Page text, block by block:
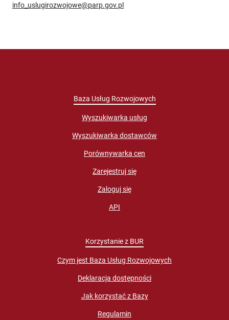
info_uslugirozwojowe@parp.gov.pl
Baza Usług Rozwojowych
Wyszukiwarka usług
Wyszukiwarka dostawców
Porównywarka cen
Zarejestruj się
Zaloguj się
API
Korzystanie z BUR
Czym jest Baza Usług Rozwojowych
Deklaracja dostępności
Jak korzystać z Bazy
Regulamin